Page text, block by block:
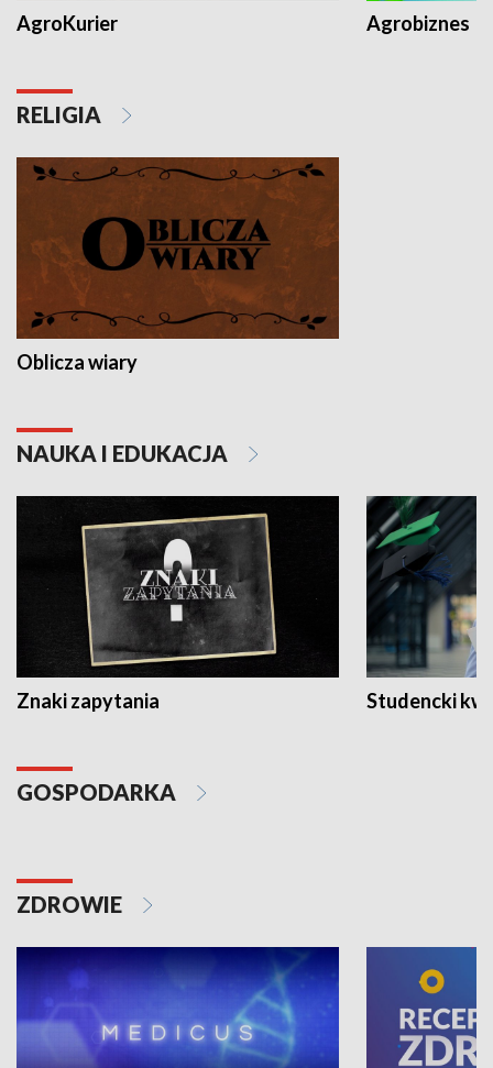
AgroKurier Agrobiznes
RELIGIA
Oblicza wiary
NAUKA I EDUKACJA
Znaki zapytania Studencki
GOSPODARKA
ZDROWIE